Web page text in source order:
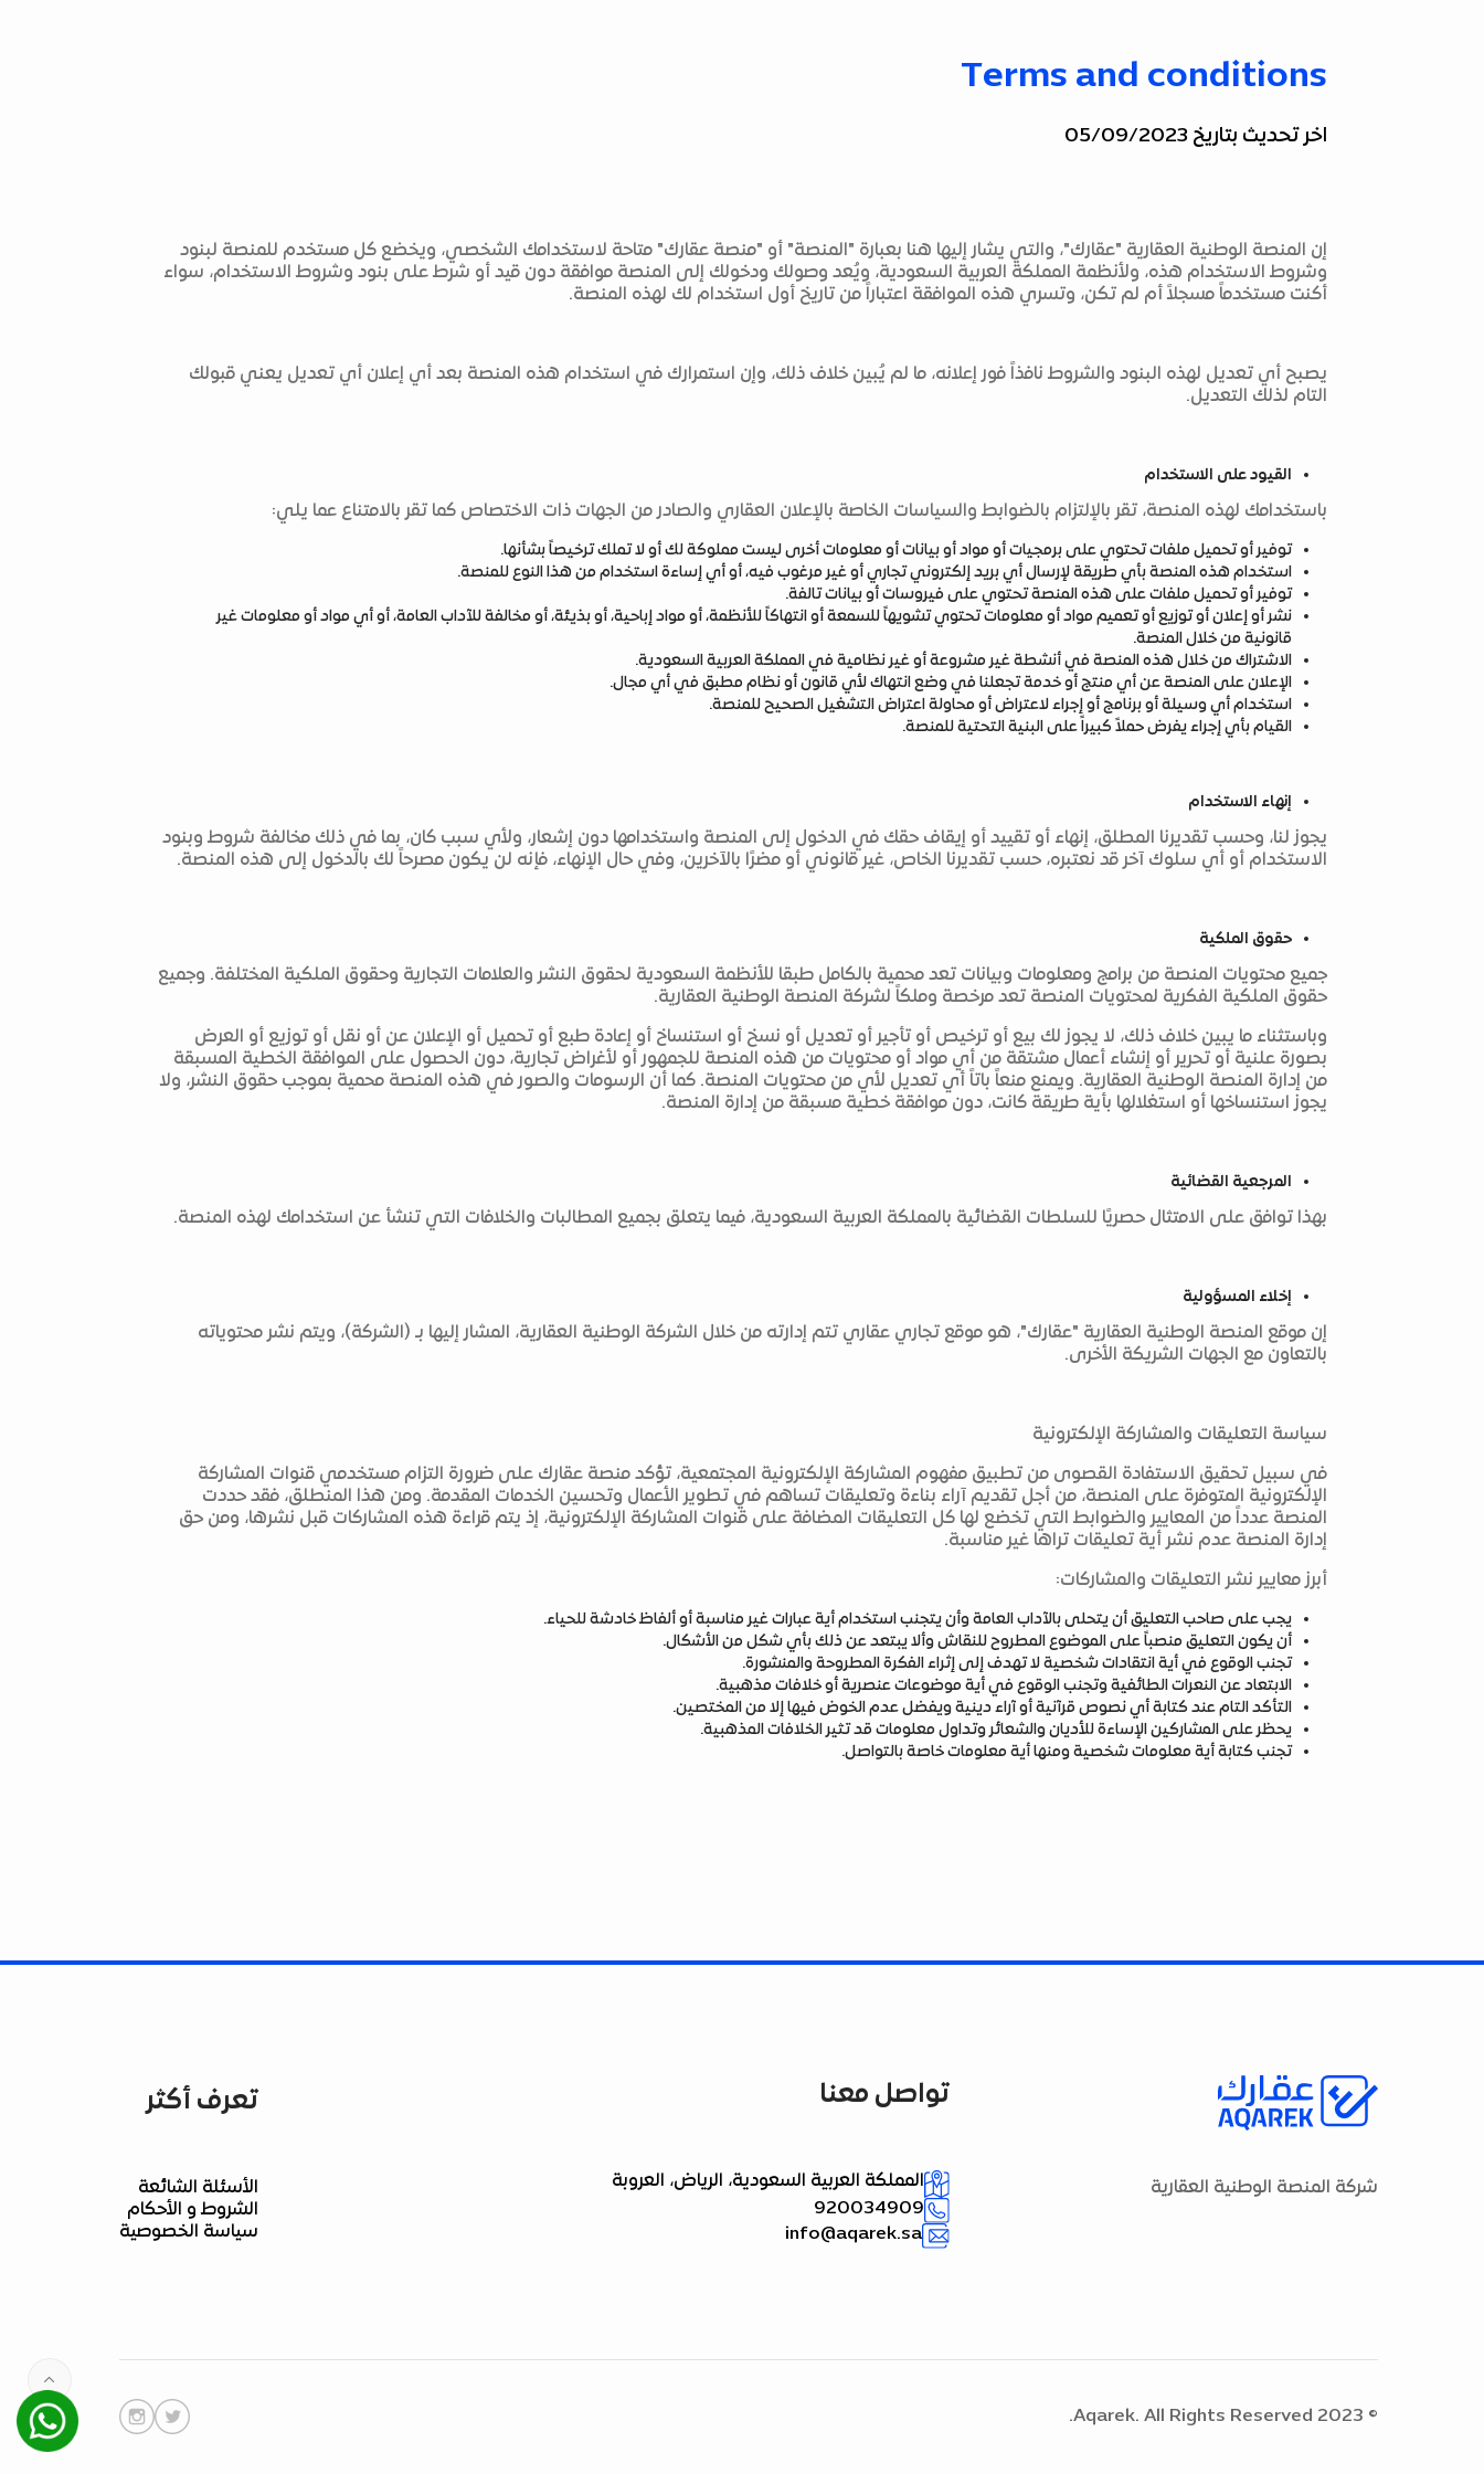
Whatsapp
Terms and conditions
اخر تحديث بتاريخ 05/09/2023
إن المنصة الوطنية العقارية "عقارك"، والتي يشار إليها هنا بعبارة "المنصة" أو "منصة عقارك" متاحة لاستخدامك الشخصي، ويخضع كل مستخدم للمنصة لبنود
وشروط الاستخدام هذه، ولأنظمة المملكة العربية السعودية، ويُعد وصولك ودخولك إلى المنصة موافقة دون قيد أو شرط على بنود وشروط الاستخدام، سواء
أكنت مستخدماً مسجلاً أم لم تكن، وتسري هذه الموافقة اعتباراً من تاريخ أول استخدام لك لهذه المنصة.
يصبح أي تعديل لهذه البنود والشروط نافذاً فور إعلانه، ما لم يُبين خلاف ذلك، وإن استمرارك في استخدام هذه المنصة بعد أي إعلان أي تعديل يعني قبولك
التام لذلك التعديل.
القيود على الاستخدام
باستخدامك لهذه المنصة، تقر بالإلتزام بالضوابط والسياسات الخاصة بالإعلان العقاري والصادر من الجهات ذات الاختصاص كما تقر بالامتناع عما يلي:
توفير أو تحميل ملفات تحتوي على برمجيات أو مواد أو بيانات أو معلومات أخرى ليست مملوكة لك أو لا تملك ترخيصاً بشأنها.
استخدام هذه المنصة بأي طريقة لإرسال أي بريد إلكتروني تجاري أو غير مرغوب فيه، أو أي إساءة استخدام من هذا النوع للمنصة.
توفير أو تحميل ملفات على هذه المنصة تحتوي على فيروسات أو بيانات تالفة.
نشر أو إعلان أو توزيع أو تعميم مواد أو معلومات تحتوي تشويهاً للسمعة أو انتهاكاً للأنظمة، أو مواد إباحية، أو بذيئة، أو مخالفة للآداب العامة، أو أي مواد أو معلومات غير
قانونية من خلال المنصة.
الاشتراك من خلال هذه المنصة في أنشطة غير مشروعة أو غير نظامية في المملكة العربية السعودية.
الإعلان على المنصة عن أي منتج أو خدمة تجعلنا في وضع انتهاك لأي قانون أو نظام مطبق في أي مجال.
استخدام أي وسيلة أو برنامج أو إجراء لاعتراض أو محاولة اعتراض التشغيل الصحيح للمنصة.
القيام بأي إجراء يفرض حملاً كبيراً على البنية التحتية للمنصة.
إنهاء الاستخدام
يجوز لنا، وحسب تقديرنا المطلق، إنهاء أو تقييد أو إيقاف حقك في الدخول إلى المنصة واستخدامها دون إشعار، ولأي سبب كان، بما في ذلك مخالفة شروط وبنود
الاستخدام أو أي سلوك آخر قد نعتبره، حسب تقديرنا الخاص، غير قانوني أو مضرًا بالآخرين، وفي حال الإنهاء، فإنه لن يكون مصرحاً لك بالدخول إلى هذه المنصة.
حقوق الملكية
جميع محتويات المنصة من برامج ومعلومات وبيانات تعد محمية بالكامل طبقا للأنظمة السعودية لحقوق النشر والعلامات التجارية وحقوق الملكية المختلفة. وجميع
حقوق الملكية الفكرية لمحتويات المنصة تعد مرخصة وملكاً لشركة المنصة الوطنية العقارية.
وباستثناء ما يبين خلاف ذلك، لا يجوز لك بيع أو ترخيص أو تأجير أو تعديل أو نسخ أو استنساخ أو إعادة طبع أو تحميل أو الإعلان عن أو نقل أو توزيع أو العرض
بصورة علنية أو تحرير أو إنشاء أعمال مشتقة من أي مواد أو محتويات من هذه المنصة للجمهور أو لأغراض تجارية، دون الحصول على الموافقة الخطية المسبقة
من إدارة المنصة الوطنية العقارية. ويمنع منعاً باتاً أي تعديل لأي من محتويات المنصة. كما أن الرسومات والصور في هذه المنصة محمية بموجب حقوق النشر، ولا
يجوز استنساخها أو استغلالها بأية طريقة كانت، دون موافقة خطية مسبقة من إدارة المنصة.
المرجعية القضائية
بهذا توافق على الامتثال حصريًا للسلطات القضائية بالمملكة العربية السعودية، فيما يتعلق بجميع المطالبات والخلافات التي تنشأ عن استخدامك لهذه المنصة.
إخلاء المسؤولية
إن موقع المنصة الوطنية العقارية "عقارك"، هو موقع تجاري عقاري تتم إدارته من خلال الشركة الوطنية العقارية، المشار إليها بـ (الشركة)، ويتم نشر محتوياته
بالتعاون مع الجهات الشريكة الأخرى.
سياسة التعليقات والمشاركة الإلكترونية
في سبيل تحقيق الاستفادة القصوى من تطبيق مفهوم المشاركة الإلكترونية المجتمعية، تؤكد منصة عقارك على ضرورة التزام مستخدمي قنوات المشاركة
الإلكترونية المتوفرة على المنصة، من أجل تقديم آراء بناءة وتعليقات تساهم في تطوير الأعمال وتحسين الخدمات المقدمة. ومن هذا المنطلق، فقد حددت
المنصة عدداً من المعايير والضوابط التي تخضع لها كل التعليقات المضافة على قنوات المشاركة الإلكترونية، إذ يتم قراءة هذه المشاركات قبل نشرها، ومن حق
إدارة المنصة عدم نشر أية تعليقات تراها غير مناسبة.
أبرز معايير نشر التعليقات والمشاركات:
يجب على صاحب التعليق أن يتحلى بالآداب العامة وأن يتجنب استخدام أية عبارات غير مناسبة أو ألفاظ خادشة للحياء.
أن يكون التعليق منصباً على الموضوع المطروح للنقاش وألا يبتعد عن ذلك بأي شكل من الأشكال.
تجنب الوقوع في أية انتقادات شخصية لا تهدف إلى إثراء الفكرة المطروحة والمنشورة.
الابتعاد عن النعرات الطائفية وتجنب الوقوع في أية موضوعات عنصرية أو خلافات مذهبية.
التأكد التام عند كتابة أي نصوص قرآنية أو آراء دينية ويفضل عدم الخوض فيها إلا من المختصين.
يحظر على المشاركين الإساءة للأديان والشعائر وتداول معلومات قد تثير الخلافات المذهبية.
تجنب كتابة أية معلومات شخصية ومنها أية معلومات خاصة بالتواصل.
شركة المنصة الوطنية العقارية
تواصل معنا
المملكة العربية السعودية، الرياض، العروبة
920034909
info@aqarek.sa
تعرف أكثر
الأسئلة الشائعة
الشروط و الأحكام
سياسة الخصوصية
© 2023 Aqarek. All Rights Reserved.